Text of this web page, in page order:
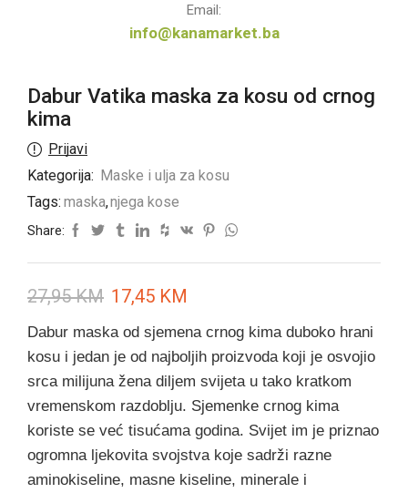
Email:
info@kanamarket.ba
Dabur Vatika maska za kosu od crnog
kima
Prijavi
Kategorija: Maske i ulja za kosu
Tags: maska,njega kose
Share:
27,95KM 17,45 KM
Dabur maska od ​​sjemena crnog kima duboko hrani
kosu i jedan je od najboljih proizvoda koji je osvojio
srca milijuna žena diljem svijeta u tako kratkom
vremenskom razdoblju. Sjemenke crnog kima
koriste se već tisućama godina. Svijet im je priznao
ogromna ljekovita svojstva koje sadrži razne
aminokiseline, masne kiseline, minerale i